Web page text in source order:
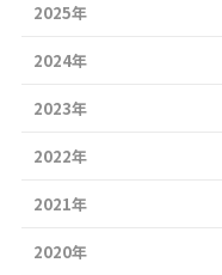
2025年
2024年
2023年
2022年
2021年
2020年